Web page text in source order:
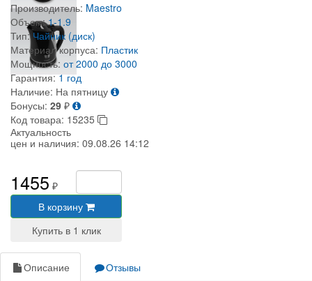
Производитель: Maestro
Объем: 1-1.9
Тип: Чайник (диск)
Материал корпуса: Пластик
Мощность: от 2000 до 3000
Гарантия: 1 год
Наличие: На пятницу
Бонусы: 29 ₽
Код товара: 15235
Актуальность
цен и наличия: 09.08.26 14:12
1455 ₽
В корзину
Описание
Отзывы